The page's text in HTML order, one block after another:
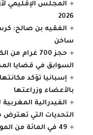
المجلس الإقليمي
2026
الفقيه بن صالح:
ساخن
حجز 700
السوابق في قضايا
إسبانيا تؤكد
بالأعضاء وزراعتها
الفيدرالية
التحديات التي
49 في المائة من